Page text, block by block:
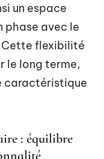
un espace
phase avec le
Cette flexibilité
le long terme,
caractéristique
: équilibre